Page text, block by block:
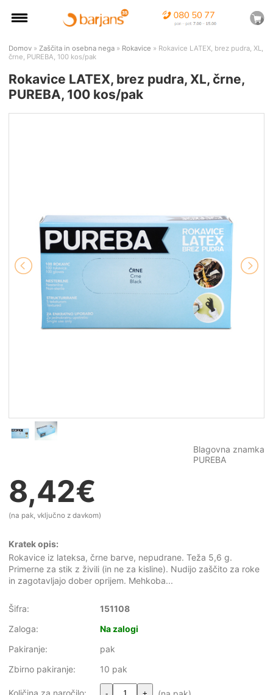
Domov » Zaščita in osebna nega » Rokavice » Rokavice LATEX, brez pudra, XL,
črne, PUREBA, 100 kos/pak
Rokavice LATEX, brez pudra, XL, črne,
PUREBA, 100 kos/pak
Blagovna znamka
PUREBA
8,42€
(na pak, vključno z davkom)
Kratek opis:
Rokavice iz lateksa, črne barve, nepudrane. Teža 5,6 g.
Primerne za stik z živili (in ne za kisline). Nudijo zaščito za roke
in zagotavljajo dober oprijem. Mehkoba...
Šifra:
151108
Zaloga:
Na zalogi
Pakiranje:
pak
Zbirno pakiranje:
10 pak